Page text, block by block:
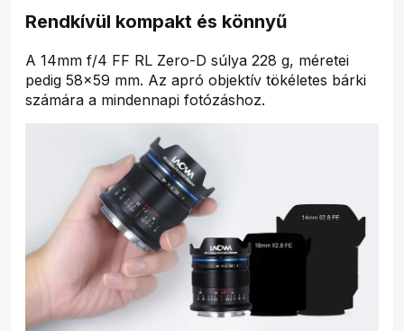
Rendkívül kompakt és könnyű
A 14mm f/4 FF RL Zero-D súlya 228 g, méretei
pedig 58x59 mm. Az apró objektív tökéletes bárki
számára a mindennapi fotózáshoz.